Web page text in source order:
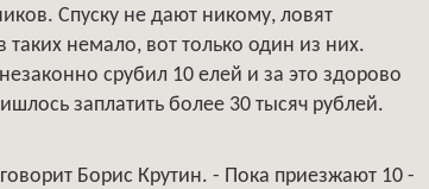
Спуску не дают никому, ловят
немало, вот только один из них.
срубил 10 елей и за это здорово
заплатить более 30 тысяч рублей.
Борис Крутин. - Пока приезжают 10 -